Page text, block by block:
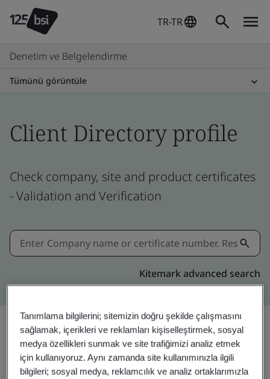
TR-TR
Denetim ve Belgelendirme
Tümünü görüntüle
Client Directory profile
Check company, site and product certificates
- Validation and Verification
Kitemark advanced search
Paylaşın: Yükseltin
Tanımlama bilgilerini; sitemizin doğru şekilde çalışmasını
sağlamak, içerikleri ve reklamları kişiselleştirmek, sosyal
medya özellikleri sunmak ve site trafiğimizi analiz etmek
için kullanıyoruz. Aynı zamanda site kullanımınızla ilgili
bilgileri; sosyal medya, reklamcılık ve analiz ortaklarımızla